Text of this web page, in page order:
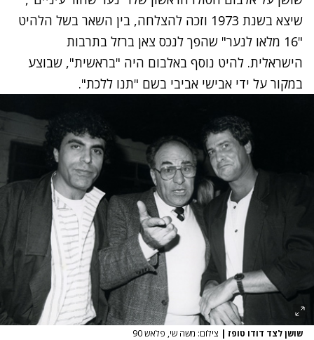
שיצא בשנת 1973 וזכה להצלחה, בין השאר בשל הלהיט
"16 מלאו לנער" שהפך לנכס צאן ברזל בתרבות
הישראלית. להיט נוסף באלבום היה "בראשית", שבוצע
במקור על ידי אבישי אביבי בשם "תנו ללכת".
שושן לצד דודו טופז | צילום: משה שי, פלאש 90